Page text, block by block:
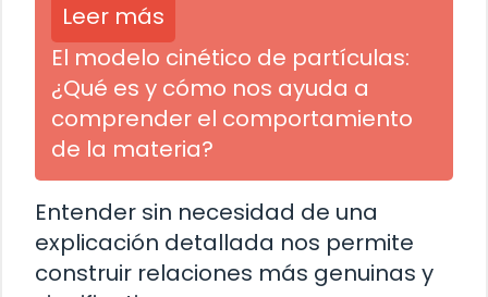
Leer más
El modelo cinético de partículas:
¿Qué es y cómo nos ayuda a
comprender el comportamiento
de la materia?
Entender sin necesidad de una
explicación detallada nos permite
construir relaciones más genuinas y